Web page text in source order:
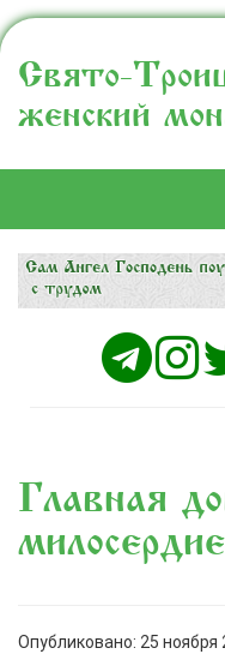
Свято-
женский
Главная
милосердие
Опубликовано: 25 ноября